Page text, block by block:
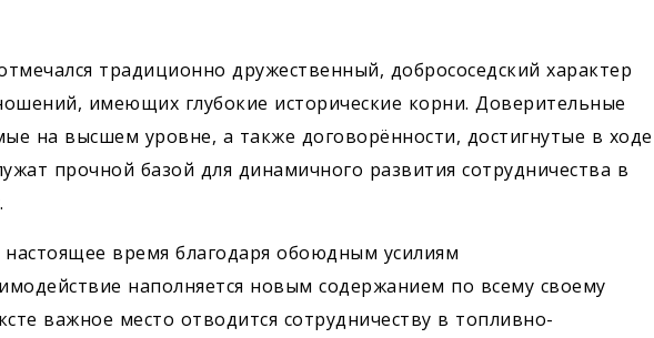
традиционно дружественный, добрососедский характер
имеющих глубокие исторические корни. Доверительные
на высшем уровне, а также договорённости, достигнутые в ходе
прочной базой для динамичного развития сотрудничества в
настоящее время благодаря обоюдным усилиям
наполняется новым содержанием по всему своему
важное мес­то отводится сотрудничеству в топливно-